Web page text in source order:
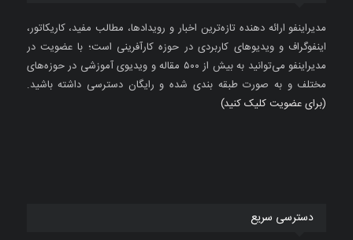
مدیراینفو ارائه دهنده تازه‌ترین اخبار و رویدادها، مطالب مفید، کاریکاتور،
اینفوگراف و ویدیوهای کاربردی در حوزه کارآفرینی است؛ با عضویت در
مدیراینفو می‌توانید به بیش از ۵۰۰ مقاله و ویدیوی آموزشی در حوزه‌های
مختلف و به صورت طبقه بندی شده و رایگان دسترسی داشته باشید.
(برای عضویت کلیک کنید)
دسترسی سریع